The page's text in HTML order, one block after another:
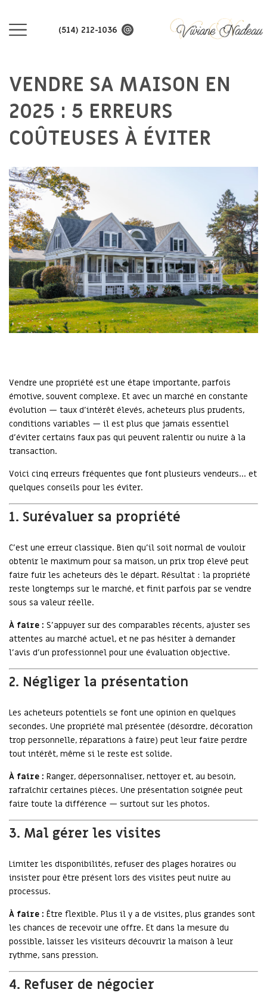
(514) 212-1036
VENDRE SA MAISON EN
2025 : 5 ERREURS
COÛTEUSES À ÉVITER
Vendre une propriété est une étape importante, parfois
émotive, souvent complexe. Et avec un marché en constante
évolution — taux d’intérêt élevés, acheteurs plus prudents,
conditions variables — il est plus que jamais essentiel
d’éviter certains faux pas qui peuvent ralentir ou nuire à la
transaction.
Voici cinq erreurs fréquentes que font plusieurs vendeurs… et
quelques conseils pour les éviter.
1. Surévaluer sa propriété
C’est une erreur classique. Bien qu’il soit normal de vouloir
obtenir le maximum pour sa maison, un prix trop élevé peut
faire fuir les acheteurs dès le départ. Résultat : la propriété
reste longtemps sur le marché, et finit parfois par se vendre
sous sa valeur réelle.
À faire : S’appuyer sur des comparables récents, ajuster ses
attentes au marché actuel, et ne pas hésiter à demander
l’avis d’un professionnel pour une évaluation objective.
2. Négliger la présentation
Les acheteurs potentiels se font une opinion en quelques
secondes. Une propriété mal présentée (désordre, décoration
trop personnelle, réparations à faire) peut leur faire perdre
tout intérêt, même si le reste est solide.
À faire : Ranger, dépersonnaliser, nettoyer et, au besoin,
rafraîchir certaines pièces. Une présentation soignée peut
faire toute la différence — surtout sur les photos.
3. Mal gérer les visites
Limiter les disponibilités, refuser des plages horaires ou
insister pour être présent lors des visites peut nuire au
processus.
À faire : Être flexible. Plus il y a de visites, plus grandes sont
les chances de recevoir une offre. Et dans la mesure du
possible, laisser les visiteurs découvrir la maison à leur
rythme, sans pression.
4. Refuser de négocier